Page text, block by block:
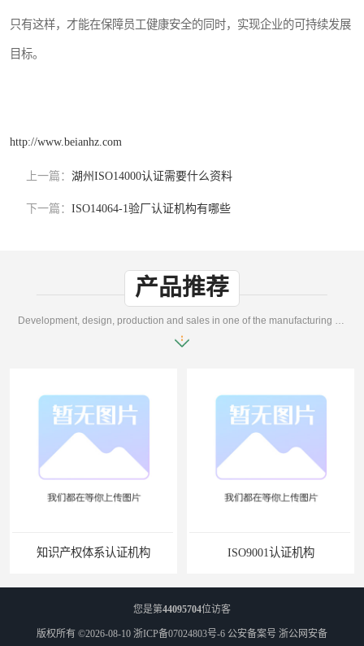
只有这样，才能在保障员工健康安全的同时，实现企业的可持续发展
目标。
http://www.beianhz.com
上一篇： 湖州ISO14000认证需要什么资料
下一篇： ISO14064-1验厂认证机构有哪些
产品推荐
Development, design, production and sales in one of the manufacturing enterprises
知识产权体系认证机构 ISO9001认证机构
您是第44095704位访客
版权所有 ©2026-08-10 浙ICP备07024803号-6 公安备案号 浙公网安备